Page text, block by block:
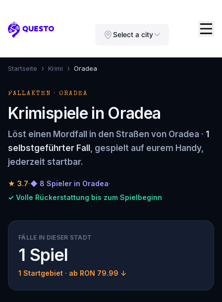
Questo Select a city
Startseite › Krimi › Oradea
FALLAKTEN · ORADEA
Krimispiele in Oradea
Löst einen Mordfall in den Straßen von Oradea · 1
selbstgeführter Fall , gespielt auf eurem Handy,
jederzeit startbar.
★ 3.7·◆ 8 Spieler in Oradea·
✓ Volle Rückerstattung bis zum Spielbeginn
FÄLLE IN DIESER STADT
1 Spiel
1 Startgebiet · ab RON 79.99 ↓